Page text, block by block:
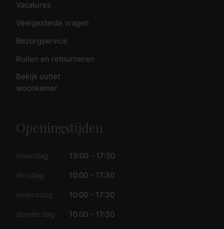
Vacatures
Veelgestelde vragen
Bezorgservice
Ruilen en retourneren
Bekijk outlet
woonkamer
Openingstijden
maandag 13:00 - 17:30
dinsdag 10:00 - 17:30
woensdag 10:00 - 17:30
donderdag 10:00 - 17:30